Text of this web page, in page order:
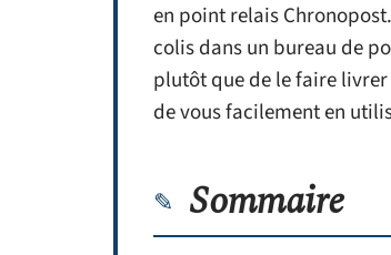
en point relais
colis dans un bureau de
plutôt que de le faire
de vous facilement en
Sommaire